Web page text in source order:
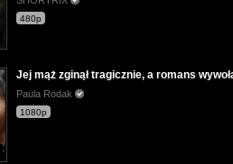
480p
Jej mąż zginął tragicznie, a romans
Paula Rodak
1080p